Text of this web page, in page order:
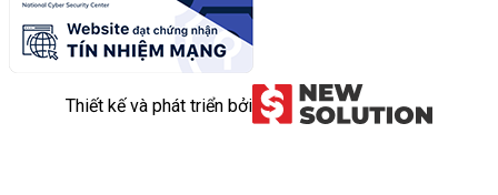
Thiết kế và phát triển bởi